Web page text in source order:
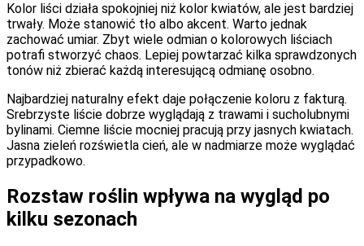
Kolor liści działa spokojniej niż kolor kwiatów, ale jest bardziej
trwały. Może stanowić tło albo akcent. Warto jednak
zachować umiar. Zbyt wiele odmian o kolorowych liściach
potrafi stworzyć chaos. Lepiej powtarzać kilka sprawdzonych
tonów niż zbierać każdą interesującą odmianę osobno.
Najbardziej naturalny efekt daje połączenie koloru z fakturą.
Srebrzyste liście dobrze wyglądają z trawami i sucholubnymi
bylinami. Ciemne liście mocniej pracują przy jasnych kwiatach.
Jasna zieleń rozświetla cień, ale w nadmiarze może wyglądać
przypadkowo.
Rozstaw roślin wpływa na wygląd po
kilku sezonach